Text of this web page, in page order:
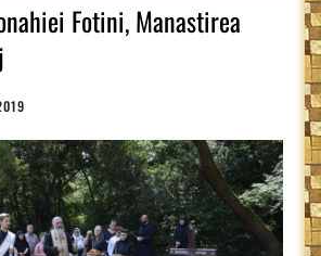
Fotini, Manastirea